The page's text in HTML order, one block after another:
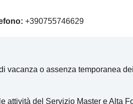
+390755746629
vacanza o assenza temporanea
del Servizio Master e Alta